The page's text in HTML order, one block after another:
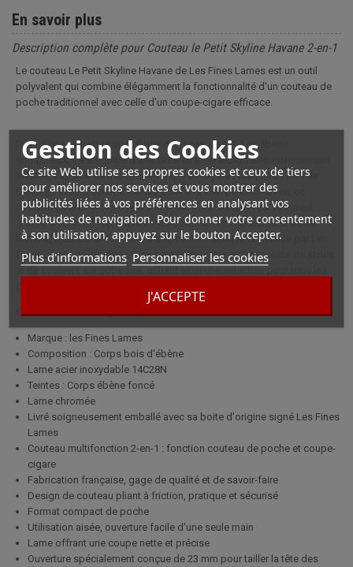
Gestion des Cookies
Ce site Web utilise ses propres cookies et ceux de tiers
pour améliorer nos services et vous montrer des
publicités liées à vos préférences en analysant vos
habitudes de navigation. Pour donner votre consentement
à son utilisation, appuyez sur le bouton Accepter.
Plus d'informations Personnaliser les cookies
J'ACCEPTE
En savoir plus
Description complète pour Couteau le Petit Skyline Havane 2-en-1
Le couteau Le Petit Skyline Havane de Les Fines Lames est un outil
polyvalent qui combine élégamment la fonctionnalité d'un couteau de
poche traditionnel avec celle d'un coupe-cigare efficace.
Doté d'une ouverture spécifique dans son manche en ébène
somptueux, il est équipé d'une lame en acier inoxydable extrêmement
affûtée, capable de trancher les caps de cigares jusqu'à 23 mm de
diamètre avec précision. Conçu pour une manipulation aisée, ce
couteau peut être déployé d'une seule main. Sa lame est finement
gravée d'un motif représentant les contours emblématiques de La
Havane, ajoutant une touche d'originalité. Fabriqué en France par Les
Fines Lames, le modèle Le Petit est disponible en une variété de styles
Couteau le Petit Skyline Havane 2-en-1
Marque : les Fines Lames
Composition : Corps bois d'ébène
Lame acier inoxydable 14C28N
Teintes : Corps ébène foncé
Lame chromée
Livré soigneusement emballé avec sa boite d'origine signé Les Fines
Lames
Couteau multifonction 2-en-1 : fonction couteau de poche et coupe-
cigare
Fabrication française, gage de qualité et de savoir-faire
Design de couteau pliant à friction, pratique et sécurisé
Format compact de poche
Utilisation aisée, ouverture facile d'une seule main
Lame offrant une coupe nette et précise
Ouverture spécialement conçue de 23 mm pour tailler la tête des